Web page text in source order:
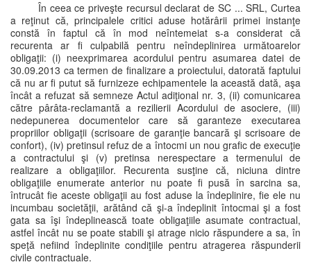
În ceea ce priveşte recursul declarat de SC ... SRL, Curtea
a reţinut că, principalele critici aduse hotărârii primei instanţe
constă în faptul că în mod neîntemeiat s-a considerat că
recurenta ar fi culpabilă pentru neîndeplinirea următoarelor
obligaţii: (i) neexprimarea acordului pentru asumarea datei de
30.09.2013 ca termen de finalizare a proiectului, datorată faptului
că nu ar fi putut să furnizeze echipamentele la această dată, aşa
încât a refuzat să semneze Actul adiţional nr. 3, (ii) comunicarea
către pârâta-reclamantă a rezilierii Acordului de asociere, (iii)
nedepunerea documentelor care să garanteze executarea
propriilor obligaţii (scrisoare de garanţie bancară şi scrisoare de
confort), (iv) pretinsul refuz de a întocmi un nou grafic de execuţie
a contractului şi (v) pretinsa nerespectare a termenului de
realizare a obligaţiilor. Recurenta susţine că, niciuna dintre
obligaţiile enumerate anterior nu poate fi pusă în sarcina sa,
întrucât fie aceste obligaţii au fost aduse la îndeplinire, fie ele nu
incumbau societăţii, arătând că şi-a îndeplinit întocmai şi a fost
gata sa îşi îndeplinească toate obligaţiile asumate contractual,
astfel încât nu se poate stabili şi atrage nicio răspundere a sa, în
speţă nefiind îndeplinite condiţiile pentru atragerea răspunderii
civile contractuale.